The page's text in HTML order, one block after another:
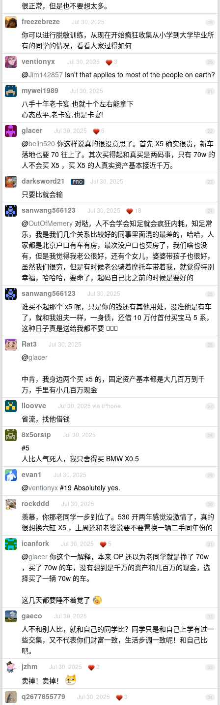
很正常，但是也不要想太多。
19
freezebreze Jul 30, 2025
你可以进行脱敏训练，从现在开始疯狂收集从小学到大学毕业所
有的同学的情况，看看人家过得如何
20
ventionyx Jul 30, 2025 3
@Jim142857 Isn't that applies to most of the people on earth?
21
mywei1989 Jul 30, 2025
八手十年老卡宴 也就十个左右能拿下
心态放平,老卡宴,也是卡宴!
22
glacer Jul 30, 2025 6
@belin520 你这样说真的很没意思了。首先 X5 确实很贵，新车
落地也要 70 往上了。其次买得起和真买是两码事，只有 70w 的
人不会买 X5 ，买 X5 的人真实资产基本接近千万。
23
darksword21 PRO Jul 30, 2025
只要比就会输
24
sanwang566123 Jul 30, 2025 18
@OutOfMemery 对哒，人不会学会知足就会疯狂内耗，知足常
乐，我是我们几个关系比较好的同事里面混的最差的，哈哈，人
家都是北京户口有车有房，最次没户口也买房了，我们啥也没
有，但是我觉得我老公很好，还有个女儿，婆婆带孩子也很好，
虽然我们很穷，但是有时候老公骑着摩托车带着我，就觉得特别
幸福，哈哈哈，要命了，起码自己比之前的时候是要好的
25
sanwang566123 Jul 30, 2025
谁买不起那个 x5 呢，只是你的钱还有其他用处，没准他是有车
了，就和我姐夫一样，一身债，还借 10 万付首付买宝马 5 系，
这种日子真是送给我都不要 🤦🏻‍♀️
26
Rat3 Jul 30, 2025
@glacer
中肯，我身边两个买 x5 的，固定资产基本都是大几百万到千
万，手里有小几百万现金
27
lloovve Jul 30, 2025 via iPhone
省流，找他借钱
28
8x5orstp Jul 30, 2025
#5
人比人气死人，我只舍得买 BMW X0.5
29
evan1 Jul 30, 2025
@ventionyx #19 Absolutely yes.
30
rockddd Jul 30, 2025
羡慕，你那老同学一步到位了。530 开两年感觉没激情了，真的
很想换六缸 X5 ，上周还和老婆说要不要置换一辆二手同年份的
31
icanfork Jul 30, 2025 5
@glacer 你这个一解释，本来 OP 还以为老同学就是挣了 70w
，买了 70w 的车，没有想到是千万的资产和几百万的现金，选
择买了一辆 70w 的车。
这几天都要睡不着觉了
32
gaeco Jul 30, 2025
人不和别人比，就和自己的同学比？同学只是和自己上学有过一
些交集，又不代表你们财富一致，生活步调一致呢！和自己比
吧。
33
jzhm Jul 30, 2025 2
卖掉！卖掉！
34
q2677855779 Jul 30, 2025 3